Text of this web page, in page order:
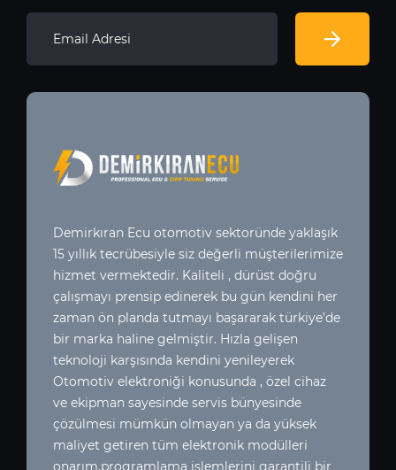
Demirkıran Ecu otomotiv sektoründe yaklaşık
15 yıllık tecrübesiyle siz değerli müşterilerimize
hizmet vermektedir. Kaliteli , dürüst doğru
çalışmayı prensip edinerek bu gün kendini her
zaman ön planda tutmayı başararak türkiye’de
bir marka haline gelmiştir. Hızla gelişen
teknoloji karşısında kendini yenileyerek
Otomotiv elektroniği konusunda , özel cihaz
ve ekipman sayesinde servis bünyesinde
çözülmesi mümkün olmayan ya da yüksek
maliyet getiren tüm elektronik modülleri
onarım,programlama işlemlerini garantili bir